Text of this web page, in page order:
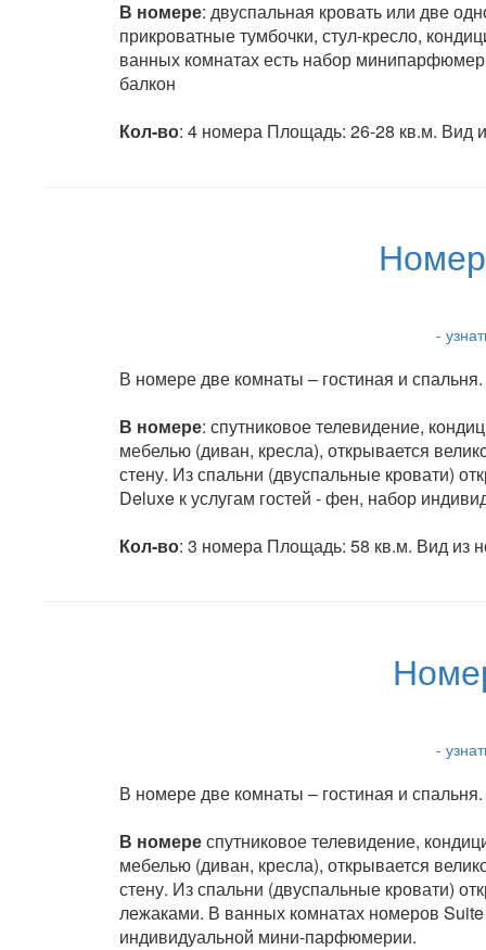
В номере: двуспальная кровать или две
прикроватные тумбочки, стул-кресло,
ванных комнатах есть набор
балкон
Кол-во: 4 номера Площадь: 26-28 кв.м. Вид
-
В номере две комнаты – гостиная и спальня.
В номере: спутниковое телевидение,
мебелью (диван, кресла), открывается
стену. Из спальни (двуспальные кровати)
Deluxe к услугам гостей - фен, набор
Кол-во: 3 номера Площадь: 58 кв.м. Вид из
-
В номере две комнаты – гостиная и спальня.
В номереспутниковое телевидение,
мебелью (диван, кресла), открывается
стену. Из спальни (двуспальные кровати)
лежаками. В ванных комнатах номеров Suite
индивидуальной мини-парфюмерии.